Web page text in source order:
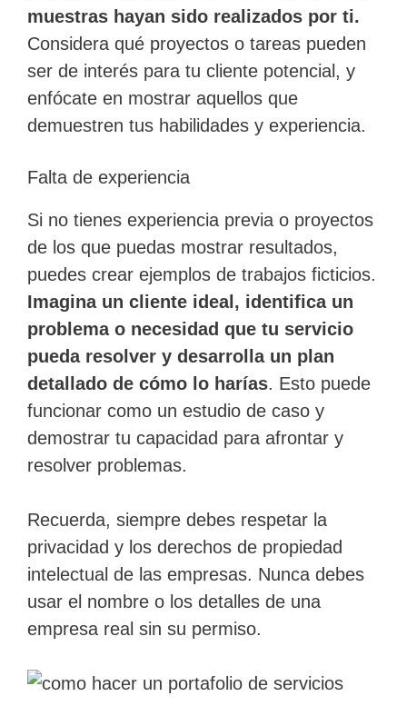
muestras hayan sido realizados por ti.
Considera qué proyectos o tareas pueden
ser de interés para tu cliente potencial, y
enfócate en mostrar aquellos que
demuestren tus habilidades y experiencia.
Falta de experiencia
Si no tienes experiencia previa o proyectos
de los que puedas mostrar resultados,
puedes crear ejemplos de trabajos ficticios.
Imagina un cliente ideal, identifica un
problema o necesidad que tu servicio
pueda resolver y desarrolla un plan
detallado de cómo lo harías. Esto puede
funcionar como un estudio de caso y
demostrar tu capacidad para afrontar y
resolver problemas.
Recuerda, siempre debes respetar la
privacidad y los derechos de propiedad
intelectual de las empresas. Nunca debes
usar el nombre o los detalles de una
empresa real sin su permiso.